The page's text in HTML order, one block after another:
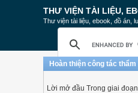
THƯ VIỆN TÀI LIỆU,
Thư viện tài liệu, ebook, đồ án,
Hoàn thiện công tác
Lời mở đầu Trong giai